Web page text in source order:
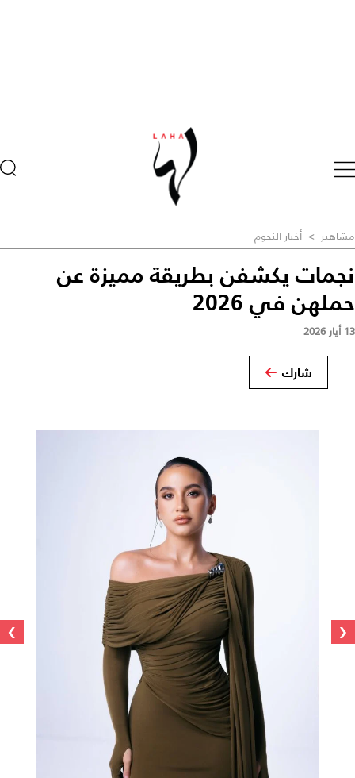
مشاهير > أخبار النجوم
نجمات يكشفن بطريقة مميزة عن
حملهن في 2026
13 أيار 2026
شارك
‹
›